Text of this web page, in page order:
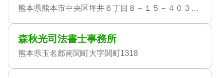
熊本県熊本市中央区坪井６丁目８－１５－４０３号 アドバンス２１セントラルパーク４０３号
森秋光司法書士事務所
熊本県玉名郡南関町大字関町1318